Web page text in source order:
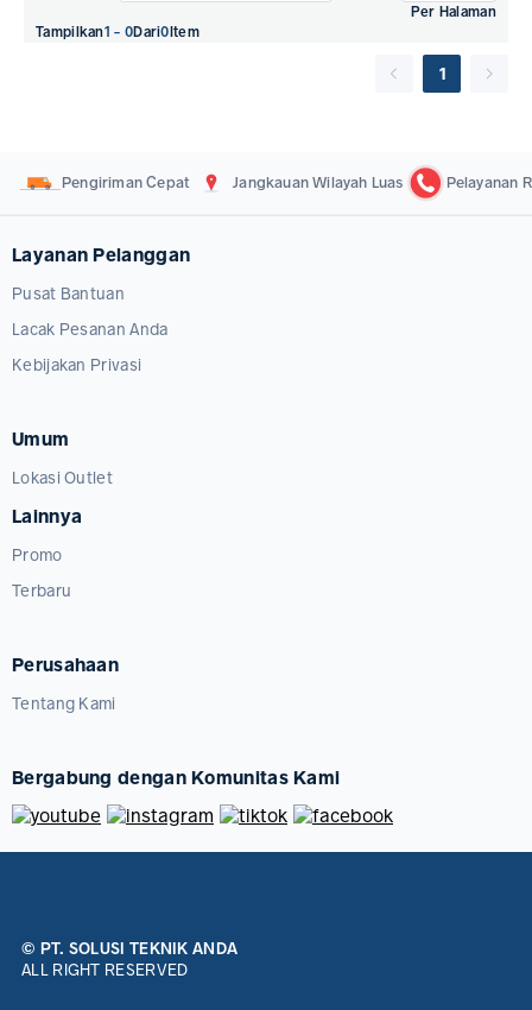
Per Halaman
Tampilkan1 - 0Dari0Item
1
Pengiriman Cepat Jangkauan Wilayah Luas Pelayanan
Layanan Pelanggan
Pusat Bantuan
Lacak Pesanan Anda
Kebijakan Privasi
Umum
Lokasi Outlet
Lainnya
Promo
Terbaru
Perusahaan
Tentang Kami
Bergabung dengan Komunitas Kami
© PT. SOLUSI TEKNIK ANDA
ALL RIGHT RESERVED